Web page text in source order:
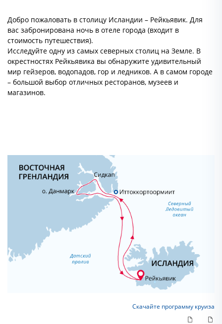
Добро пожаловать в столицу Исландии – Рейкьявик. Для
вас забронирована ночь в отеле города (входит в
стоимость путешествия).
Исследуйте одну из самых северных столиц на Земле. В
окрестностях Рейкьявика вы обнаружите удивительный
мир гейзеров, водопадов, гор и ледников. А в самом городе
– большой выбор отличных ресторанов, музеев и
магазинов.
Скачайте программу круиза